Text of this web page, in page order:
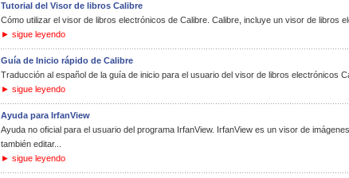
Tutorial del Visor de libros Calibre
Cómo utilizar el visor de libros electrónicos de Calibre. Calibre, incluye un visor de libros
► sigue leyendo
Guía de Inicio rápido de Calibre
Traducción al español de la guía de inicio para el usuario del visor de libros electrónicos
► sigue leyendo
Ayuda para IrfanView
Ayuda no oficial para el usuario del programa IrfanView. IrfanView es un visor de
también editar...
► sigue leyendo